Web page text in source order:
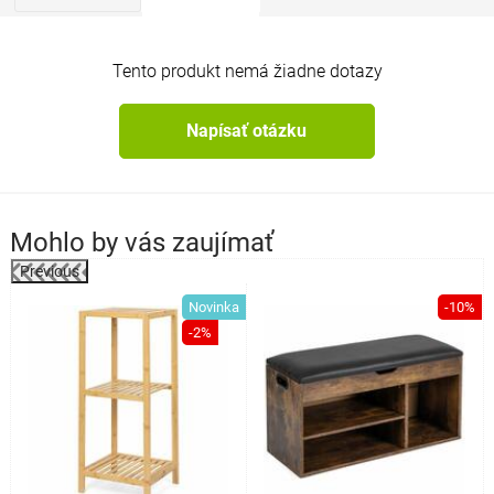
Tento produkt nemá žiadne dotazy
Napísať otázku
Mohlo by vás zaujímať
Previous
Novinka
-2%
-10%